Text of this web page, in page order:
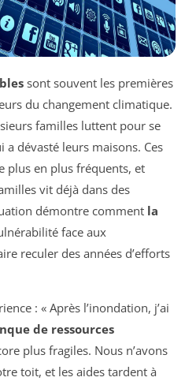
sont souvent les premières
du changement climatique.
familles luttent pour se
dévasté leurs maisons. Ces
plus en plus fréquents, et
vit déjà dans des
démontre comment la
face aux
reculer des années d’efforts
: « Après l’inondation, j’ai
de ressources
plus fragiles. Nous n’avons
toit, et les aides tardent à